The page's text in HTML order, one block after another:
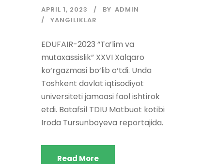
APRIL 1, 2023 BY ADMIN
YANGILIKLAR
EDUFAIR-2023 “Ta’lim va
mutaxassislik” XXVI Xalqaro
ko‘rgazmasi bo‘lib o‘tdi. Unda
Toshkent davlat iqtisodiyot
universiteti jamoasi faol ishtirok
etdi. Batafsil TDIU Matbuot kotibi
Iroda Tursunboyeva reportajida.
Read More